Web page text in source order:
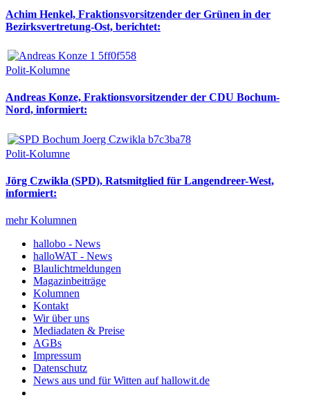
Achim Henkel, Fraktionsvorsitzender der Grünen in der
Bezirksvertretung-Ost, berichtet:
Polit-Kolumne
Andreas Konze, Fraktionsvorsitzender der CDU Bochum-
Nord, informiert:
Polit-Kolumne
Jörg Czwikla (SPD), Ratsmitglied für Langendreer-West,
informiert:
mehr Kolumnen
hallobo - News
halloWAT - News
Blaulichtmeldungen
Magazinbeiträge
Kolumnen
Kontakt
Wir über uns
Mediadaten & Preise
AGBs
Impressum
Datenschutz
News aus und für Witten auf hallowit.de